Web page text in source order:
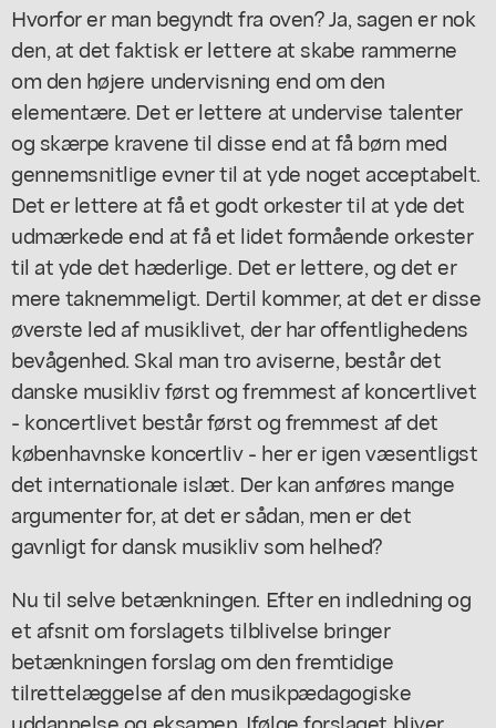
Hvorfor er man begyndt fra oven? Ja, sagen er nok
den, at det faktisk er lettere at skabe rammerne
om den højere undervisning end om den
elementære. Det er lettere at undervise talenter
og skærpe kravene til disse end at få børn med
gennemsnitlige evner til at yde noget acceptabelt.
Det er lettere at få et godt orkester til at yde det
udmærkede end at få et lidet formående orkester
til at yde det hæderlige. Det er lettere, og det er
mere taknemmeligt. Dertil kommer, at det er disse
øverste led af musiklivet, der har offentlighedens
bevågenhed. Skal man tro aviserne, består det
danske musikliv først og fremmest af koncertlivet
- koncertlivet består først og fremmest af det
københavnske koncertliv - her er igen væsentligst
det internationale islæt. Der kan anføres mange
argumenter for, at det er sådan, men er det
gavnligt for dansk musikliv som helhed?
Nu til selve betænkningen. Efter en indledning og
et afsnit om forslagets tilblivelse bringer
betænkningen forslag om den fremtidige
tilrettelæggelse af den musikpædagogiske
uddannelse og eksamen. Ifølge forslaget bliver